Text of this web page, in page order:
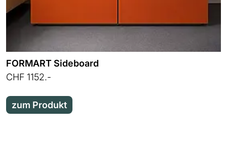
FORMART Sideboard
CHF 1152.-
zum Produkt